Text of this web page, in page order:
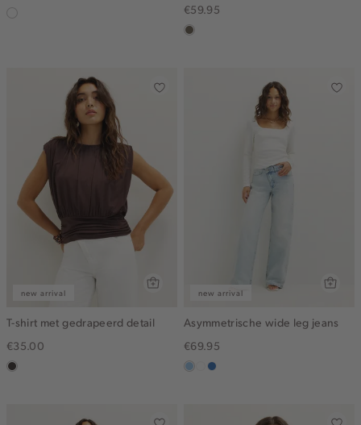
€59.95
middenbruin
new arrival
T-shirt met gedrapeerd detail
€35.00
choco
new arrival
Asymmetrische wide leg jeans
€69.95
blauw,
witblauw,